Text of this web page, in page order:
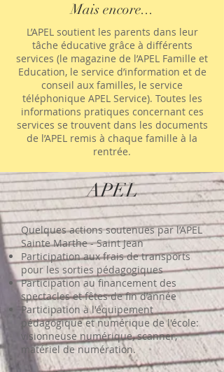
Mais encore...
L’APEL soutient les parents dans leur
tâche éducative grâce à différents
services (le magazine de l’APEL Famille et
Education, le service d’information et de
conseil aux familles, le service
téléphonique APEL Service). Toutes les
informations pratiques concernant ces
services se trouvent dans les documents
de l’APEL remis à chaque famille à la
rentrée.
APEL
Quelques actions soutenues par l’APEL
Sainte Marthe - Saint Jean
Participation aux frais de transports
pour les sorties pédagogiques
Participation au financement des
spectacles et fêtes de fin d’année
Participation à l'équipement
pédagogique et numérique de l'école:
visionneuse numérique, scanner,
matériel de numération.